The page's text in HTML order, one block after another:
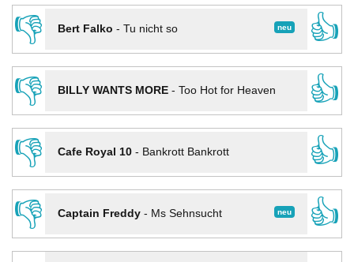
👎
neu
Bert Falko - Tu nicht so
👍
👎
BILLY WANTS MORE- Too Hot for Heaven
👍
👎
Cafe Royal 10- Bankrott Bankrott
👍
👎
neu
Captain Freddy- Ms Sehnsucht
👍